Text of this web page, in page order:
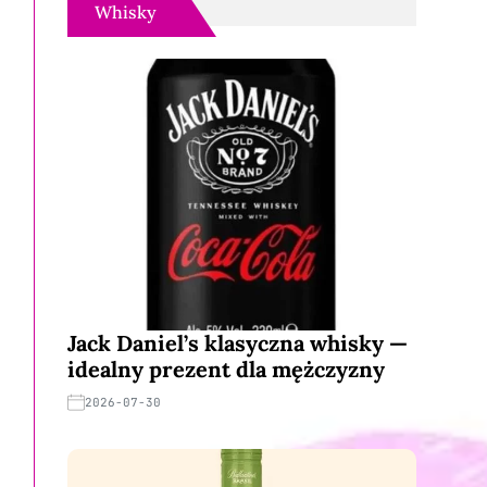
Whisky
Jack Daniel’s klasyczna whisky —
idealny prezent dla mężczyzny
2026-07-30